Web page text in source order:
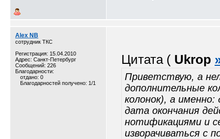
Alex NB
сотрудник ТКС
Регистрация: 15.04.2010
Адрес: Санкт-Петербург
Сообщений: 226
Благодарности:
отдано: 0
Благодарностей получено: 1/1
Цитата ( Ukrop
Приветствую, а
дополнительные
колонок), а
дата окончания
нотификациями и
изворачиваться с